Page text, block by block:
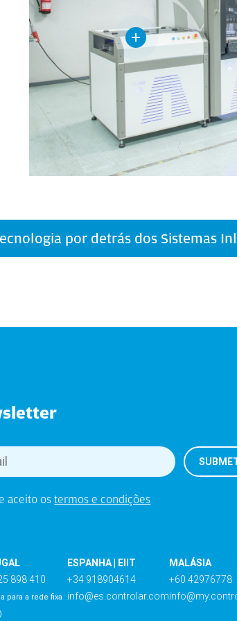
por detrás dos Sistemas
aceito ostermos e condições
898 410
para a rede fixa
ESPANHA | EIIT
+34 918904614
info@es.controlar.com
MALÁSIA
+60 42976778